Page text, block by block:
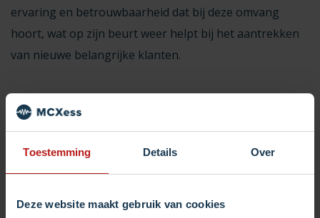
Toestemming Details Over
Deze website maakt gebruik van cookies
ervaring en betrouwbaarheid dat bij deze omvang
hoort, wat op zijn beurt weer helpt bij het aantrekken
van nieuwe belangrijke klanten.
Virtuele mobiele nummers geven u een hoop
flexibiliteit. U kunt ze gebruiken waar, wanneer, en hoe
nummer hebben voor iedere afdeling, zoals sales,
toewijzen aan hetzelfde toestel.